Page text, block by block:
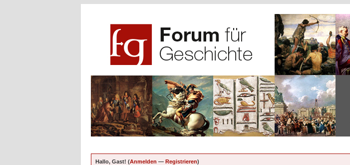
Hallo, Gast! (Anmelden — Registrieren)